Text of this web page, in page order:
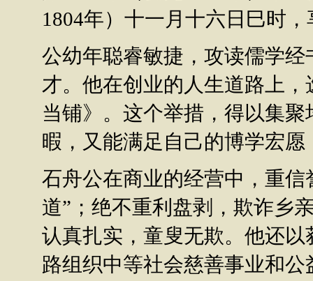
1804年）十一月十六日巳时
公幼年聪睿敏捷，攻读儒学
才。他在创业的人生道路上
当铺》。这个举措，得以集
暇，又能满足自己的博学宏
石舟公在商业的经营中，重
道”；绝不重利盘剥，欺诈乡
认真扎实，童叟无欺。他还
路组织中等社会慈善事业和